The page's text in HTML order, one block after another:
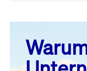
August 26
MO. DI.